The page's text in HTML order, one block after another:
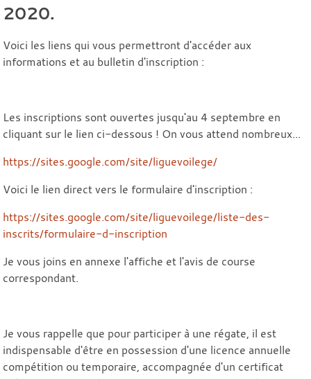
2020.
Voici les liens qui vous permettront d'accéder aux
informations et au bulletin d'inscription :
Les inscriptions sont ouvertes jusqu'au 4 septembre en
cliquant sur le lien ci-dessous ! On vous attend nombreux...
https://sites.google.com/site/liguevoilege/
Voici le lien direct vers le formulaire d'inscription :
https://sites.google.com/site/liguevoilege/liste-des-
inscrits/formulaire-d-inscription
Je vous joins en annexe l'affiche et l'avis de course
correspondant.
Je vous rappelle que pour participer à une régate, il est
indispensable d'être en possession d'une licence annuelle
compétition ou temporaire, accompagnée d'un certificat